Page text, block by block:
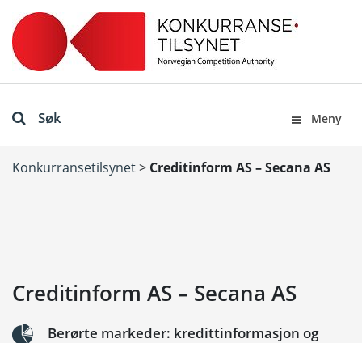
Søk Meny
Konkurransetilsynet> Creditinform AS – Secana AS
Creditinform AS – Secana AS
Berørte markeder: kredittinformasjon og